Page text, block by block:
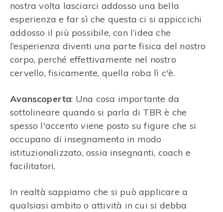
nostra volta lasciarci addosso una bella
esperienza e far sì che questa ci si appiccichi
addosso il più possibile, con l’idea che
l’esperienza diventi una parte fisica del nostro
corpo, perché effettivamente nel nostro
cervello, fisicamente, quella roba lì c'è.
Avanscoperta: Una cosa importante da
sottolineare quando si parla di TBR è che
spesso l'accento viene posto su figure che si
occupano di insegnamento in modo
istituzionalizzato, ossia insegnanti, coach e
facilitatori.
In realtà sappiamo che si può applicare a
qualsiasi ambito o attività in cui si debba